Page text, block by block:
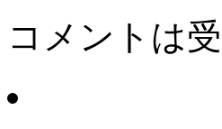
コメントは